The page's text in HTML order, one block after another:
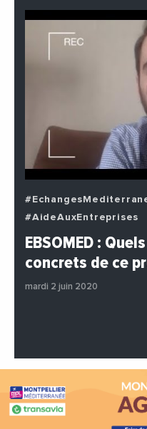
#AideAuxEntreprises
#BuzzNews
#Entreprises
EBSOMED :
concrets de ce
mardi 2 juin 2020